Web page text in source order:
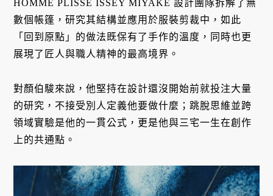
HOMME PLISSÉ ISSEY MIYAKE 設計團隊拆解了無
數個帳篷，研究其結構並應用於服裝剪裁中，如此
「回到原點」的做法既保有了手作的溫度，同時也更
展現了匠人與職人精神的最高境界。
對顏伯駿來說，他堅持在設計還沒開始前就投注大量
的研究，不接受別人定義他要做什麼；跳脫思維並跨
領域實驗是他的一貫公式，更是他與三宅一生在創作
上的共通點。